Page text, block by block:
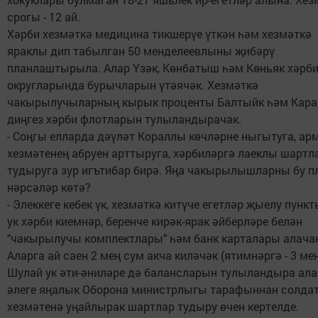
срогы - 12 ай.
Хәрби хезмәткә медицина тикшерүе үткән һәм хезмәткә
яраклы дип табылган 50 менделеевлыны җибәрү
планлаштырыла. Алар Үзәк, Көнбатыш һәм Көньяк хәрби
округларында бурычларын үтәячәк. Хезмәткә
чакырылучыларның кырык проценты Балтыйк һәм Кара
диңгез хәрби флотларын тулыландырачак.
- Соңгы елларда дәүләт Кораллы көчләрне ныгытуга,
хезмәтенең абруен арттыруга, хәрбиләргә лаеклы
тудыруга зур игътибар бирә. Яңа чакырылышларны бу
нәрсәләр көтә?
- Элеккеге кебек үк, хезмәткә китүче егетләр җыелу
ук хәрби киемнәр, беренче кирәк-ярак әйберләре белән
"чакырылучы комплектлары" һәм банк карталары
Аларга ай саен 2 мең сум акча киләчәк (ятимнәргә - 3
Шулай ук әти-әниләре дә балансларын тулыландыра
әлеге яңалык Оборона министрлыгы тарафыннан
хезмәтенә уңайлырак шартлар тудыру өчен кертелде.